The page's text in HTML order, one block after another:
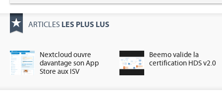
ARTICLES LES PLUS LUS
Nextcloud ouvre
davantage son App
Store aux ISV
Beemo valide la
certification HDS v2.0